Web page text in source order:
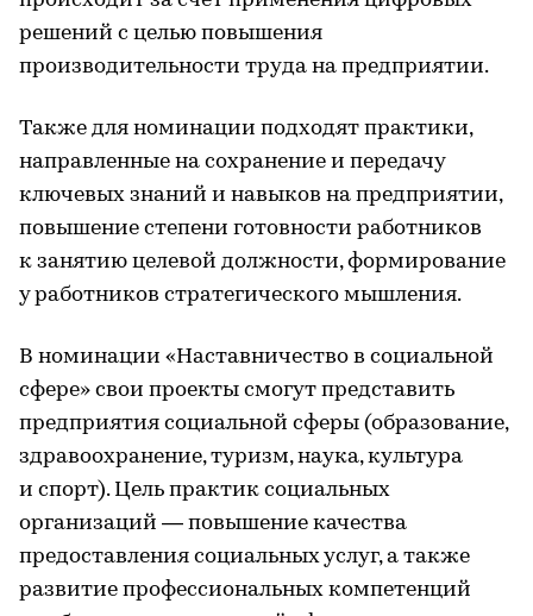
решений с целью повышения
производительности труда на предприятии.
Также для номинации подходят практики,
направленные на сохранение и передачу
ключевых знаний и навыков на предприятии,
повышение степени готовности работников
к занятию целевой должности, формирование
у работников стратегического мышления.
В номинации «Наставничество в социальной
сфере» свои проекты смогут представить
предприятия социальной сферы (образование,
здравоохранение, туризм, наука, культура
и спорт). Цель практик социальных
организаций — повышение качества
предоставления социальных услуг, а также
развитие профессиональных компетенций